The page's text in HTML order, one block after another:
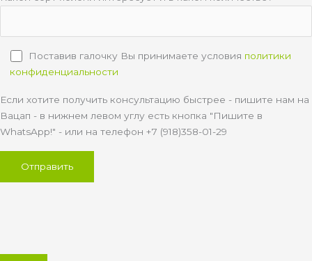
Поставив галочку Вы принимаете условия политики
конфиденциальности
Если хотите получить консультацию быстрее - пишите нам на
Вацап - в нижнем левом углу есть кнопка "Пишите в
WhatsApp!" - или на телефон +7 (918)358-01-29